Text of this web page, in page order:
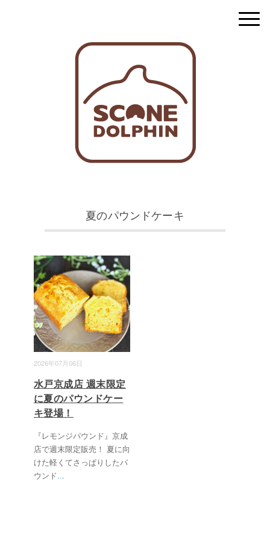
夏のパウンドケーキ
2026年07月06日
水戸京成店 週末限定
に夏のパウンドケー
キ登場！
『レモンジパウンド』京成
店で週末限定販売！ 夏に向
けた軽くてさっぱりしたパ
ウンド...